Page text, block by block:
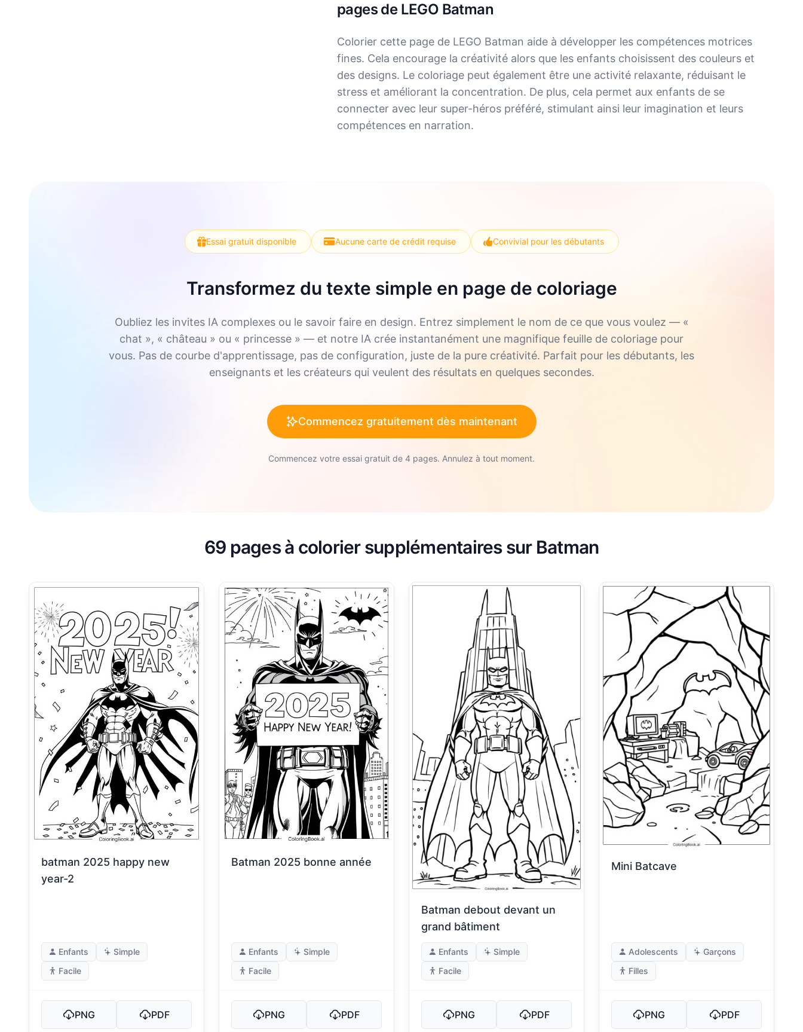
pages de LEGO Batman
Colorier cette page de LEGO Batman aide à développer les compétences motrices
fines. Cela encourage la créativité alors que les enfants choisissent des couleurs et
des designs. Le coloriage peut également être une activité relaxante, réduisant le
stress et améliorant la concentration. De plus, cela permet aux enfants de se
connecter avec leur super-héros préféré, stimulant ainsi leur imagination et leurs
compétences en narration.
Essai gratuit disponible Aucune carte de crédit requise Convivial pour les débutants
Transformez du texte simple en page de coloriage
Oubliez les invites IA complexes ou le savoir faire en design. Entrez simplement le nom de ce que vous voulez — «
chat », « château » ou « princesse » — et notre IA crée instantanément une magnifique feuille de coloriage pour
vous. Pas de courbe d'apprentissage, pas de configuration, juste de la pure créativité. Parfait pour les débutants, les
enseignants et les créateurs qui veulent des résultats en quelques secondes.
Commencez gratuitement dès maintenant
Commencez votre essai gratuit de 4 pages. Annulez à tout moment.
69 pages à colorier supplémentaires sur Batman
batman 2025 happy new
year-2
Enfants
Simple
Facile
PNG PDF
Batman 2025 bonne année
Enfants
Simple
Facile
PNG PDF
Batman debout devant un
grand bâtiment
Enfants
Simple
Facile
PNG PDF
Mini Batcave
Adolescents
Garçons
Filles
PNG PDF